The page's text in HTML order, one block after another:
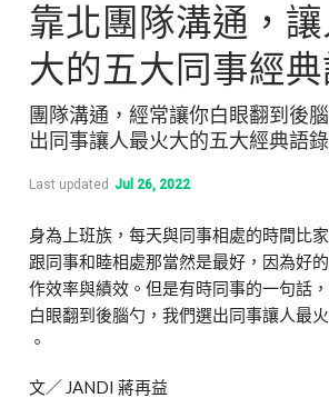
靠北團隊溝通，
大的五大同事經
團隊溝通，經常讓你白眼翻到後
出同事讓人最火大的五大經典語錄
Last updated Jul 26, 2022
身為上班族，每天與同事相處的時間比
跟同事和睦相處那當然是最好，因為好
作效率與績效。但是有時同事的一句話
白眼翻到後腦勺，我們選出同事讓人最
。
文／ JANDI 蔣再益